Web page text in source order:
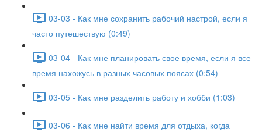
03-03 - Как мне сохранить рабочий настрой, если я
часто путешествую (0:49)
03-04 - Как мне планировать свое время, если я все
время нахожусь в разных часовых поясах (0:54)
03-05 - Как мне разделить работу и хобби (1:03)
03-06 - Как мне найти время для отдыха, когда